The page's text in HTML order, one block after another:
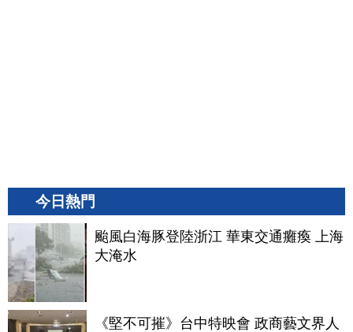
今日熱門
颱風白海豚登陸浙江 華東交通癱瘓 上海
大淹水
《堅不可摧》台中特映會 政商藝文界人